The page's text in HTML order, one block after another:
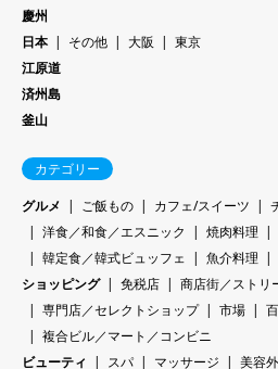
慶州
日本
その他 大阪
東京
江原道
済州島
釜山
カテゴリー
グルメ
ご飯もの カフェ/スイーツ
洋食／和食／エスニック
焼肉料理
韓定食／韓式ビュッフェ
魚介料理
ショッピング
免税店
商店街／ストリ
専門店／セレクトショップ
市場
複合ビル／マート／コンビニ
ビューティ
スパ マッサージ
美容